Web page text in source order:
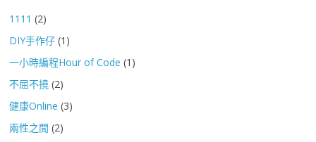
1111 (2)
DIY手作仔 (1)
一小時編程Hour of Code (1)
不屈不撓 (2)
健康Online (3)
兩性之間 (2)